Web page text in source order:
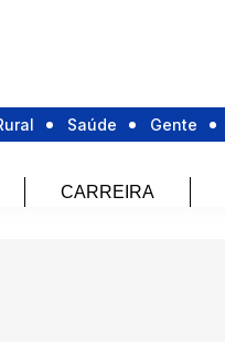
Saúde Gente
CARREIRA